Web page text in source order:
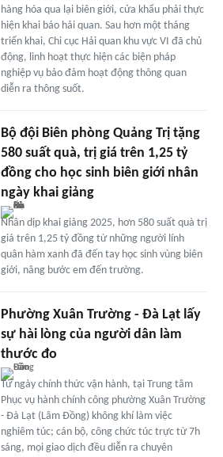
hàng hóa qua lại biên giới, cửa khẩu phải thực
hiện khai báo hải quan. Sau hơn một tháng
triển khai, Chi cục Hải quan khu vực VI đã chủ
động, linh hoạt thực hiện các biện pháp
nghiệp vụ bảo đảm hoạt động thông quan
diễn ra thông suốt.
Bộ đội Biên phòng Quảng Trị tặng
580 suất quà, trị giá trên 1,25 tỷ
đồng cho học sinh biên giới nhân
ngày khai giảng
Nhân dịp khai giảng 2025, hơn 580 suất quà trị
giá trên 1,25 tỷ đồng từ những người lính
quân hàm xanh đã đến tay học sinh vùng biên
giới, nâng bước em đến trường.
Phường Xuân Trường - Đà Lạt lấy
sự hài lòng của người dân làm
thước đo
Từ ngày chính thức vận hành, tại Trung tâm
Phục vụ hành chính công phường Xuân Trường
- Đà Lạt (Lâm Đồng) không khí làm việc
nghiêm túc; cán bộ, công chức túc trực từ 7h
sáng, mọi giao dịch đều diễn ra chuyên